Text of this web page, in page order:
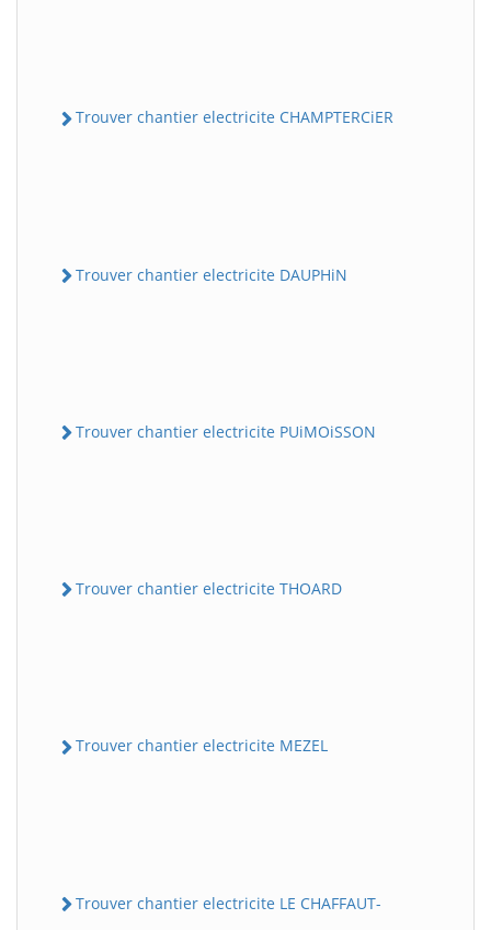
Trouver chantier electricite CHAMPTERCiER
Trouver chantier electricite DAUPHiN
Trouver chantier electricite PUiMOiSSON
Trouver chantier electricite THOARD
Trouver chantier electricite MEZEL
Trouver chantier electricite LE CHAFFAUT-